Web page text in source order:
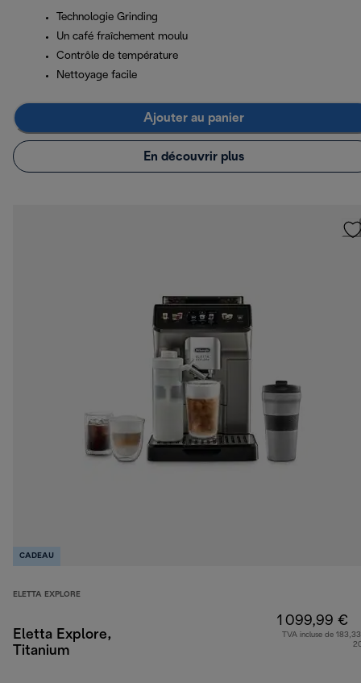
Technologie Grinding
Un café fraîchement moulu
Contrôle de température
Nettoyage facile
Ajouter au panier
En découvrir plus
CADEAU
ELETTA EXPLORE
Eletta Explore,
Titanium
1 099,99 €
TVA incluse de